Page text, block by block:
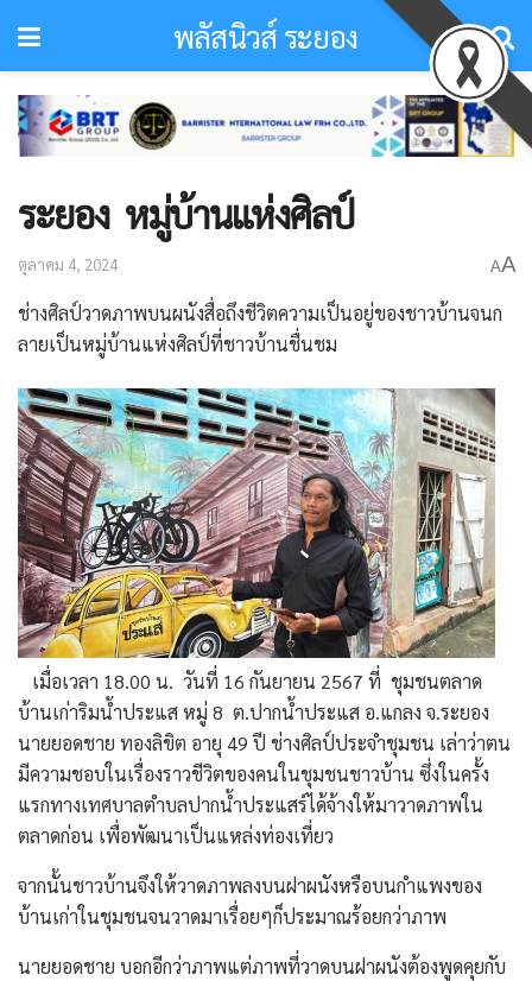
พลัสนิวส์ ระยอง
ระยอง หมู่บ้านแห่งศิลป์
ตุลาคม 4, 2024 AA
ช่างศิลป์วาดภาพบนผนังสื่อถึงชีวิตความเป็นอยู่ของชาวบ้านจนก
ลายเป็นหมู่บ้านแห่งศิลป์ที่ชาวบ้านชื่นชม
เมื่อเวลา 18.00 น. วันที่ 16 กันยายน 2567 ที่ ชุมชนตลาด
บ้านเก่าริมน้ำประแส หมู่ 8 ต.ปากน้ำประแส อ.แกลง จ.ระยอง
นายยอดชาย ทองลิขิต อายุ 49 ปี ช่างศิลป์ประจำชุมชน เล่าว่าตน
มีความชอบในเรื่องราวชีวิตของคนในชุมชนชาวบ้าน ซึ่งในครั้ง
แรกทางเทศบาลตำบลปากน้ำประแสร์ได้จ้างให้มาวาดภาพใน
ตลาดก่อน เพื่อพัฒนาเป็นแหล่งท่องเที่ยว
จากนั้นชาวบ้านจึงให้วาดภาพลงบนฝาผนังหรือบนกำแพงของ
บ้านเก่าในชุมชนจนวาดมาเรื่อยๆก็ประมาณร้อยกว่าภาพ
นายยอดชาย บอกอีกว่าภาพแต่ภาพที่วาดบนฝาผนังต้องพูดคุยกับ